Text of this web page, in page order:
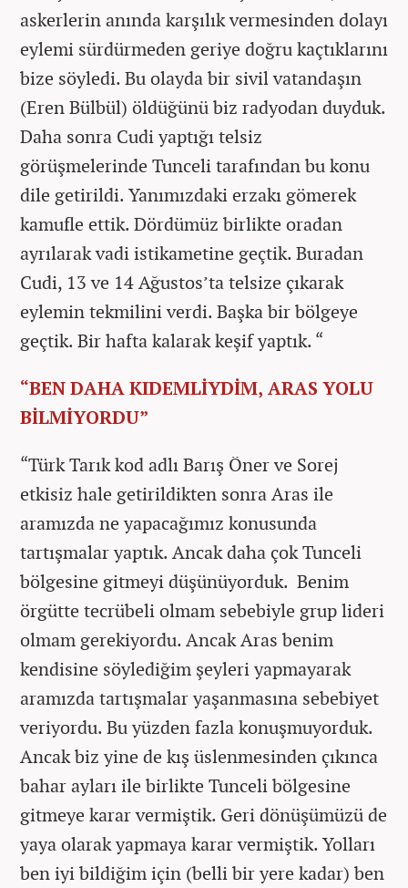
askerlerin anında karşılık vermesinden dolayı
eylemi sürdürmeden geriye doğru kaçtıklarını
bize söyledi. Bu olayda bir sivil vatandaşın
(Eren Bülbül) öldüğünü biz radyodan duyduk.
Daha sonra Cudi yaptığı telsiz
görüşmelerinde Tunceli tarafından bu konu
dile getirildi. Yanımızdaki erzakı gömerek
kamufle ettik. Dördümüz birlikte oradan
ayrılarak vadi istikametine geçtik. Buradan
Cudi, 13 ve 14 Ağustos’ta telsize çıkarak
eylemin tekmilini verdi. Başka bir bölgeye
geçtik. Bir hafta kalarak keşif yaptık. “
“BEN DAHA KIDEMLİYDİM, ARAS YOLU
BİLMİYORDU”
“Türk Tarık kod adlı Barış Öner ve Sorej
etkisiz hale getirildikten sonra Aras ile
aramızda ne yapacağımız konusunda
tartışmalar yaptık. Ancak daha çok Tunceli
bölgesine gitmeyi düşünüyorduk. Benim
örgütte tecrübeli olmam sebebiyle grup lideri
olmam gerekiyordu. Ancak Aras benim
kendisine söylediğim şeyleri yapmayarak
aramızda tartışmalar yaşanmasına sebebiyet
veriyordu. Bu yüzden fazla konuşmuyorduk.
Ancak biz yine de kış üslenmesinden çıkınca
bahar ayları ile birlikte Tunceli bölgesine
gitmeye karar vermiştik. Geri dönüşümüzü de
yaya olarak yapmaya karar vermiştik. Yolları
ben iyi bildiğim için (belli bir yere kadar) ben